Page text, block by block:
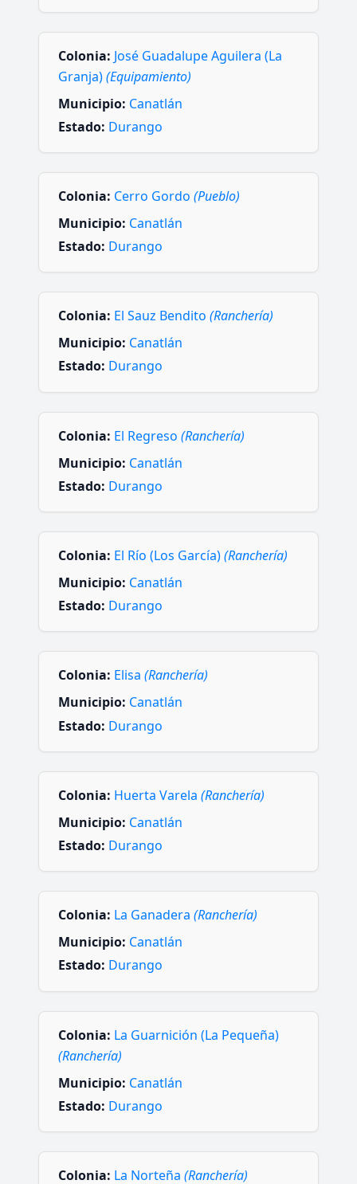
Colonia: José Guadalupe Aguilera (La
Granja)(Equipamiento)
Municipio: Canatlán
Estado: Durango
Colonia: Cerro Gordo (Pueblo)
Municipio: Canatlán
Estado: Durango
Colonia: El Sauz Bendito (Ranchería)
Municipio: Canatlán
Estado: Durango
Colonia: El Regreso (Ranchería)
Municipio: Canatlán
Estado: Durango
Colonia: El Río (Los García)(Ranchería)
Municipio: Canatlán
Estado: Durango
Colonia: Elisa (Ranchería)
Municipio: Canatlán
Estado: Durango
Colonia: Huerta Varela (Ranchería)
Municipio: Canatlán
Estado: Durango
Colonia: La Ganadera (Ranchería)
Municipio: Canatlán
Estado: Durango
Colonia: La Guarnición (La Pequeña)
(Ranchería)
Municipio: Canatlán
Estado: Durango
Colonia: La Norteña (Ranchería)